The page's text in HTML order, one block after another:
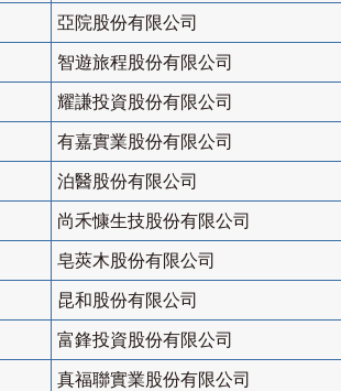
亞院股份有限公司
智遊旅程股份有限公司
耀謙投資股份有限公司
有嘉實業股份有限公司
泊醫股份有限公司
尚禾慷生技股份有限公司
皂莢木股份有限公司
昆和股份有限公司
富鋒投資股份有限公司
真福聯實業股份有限公司